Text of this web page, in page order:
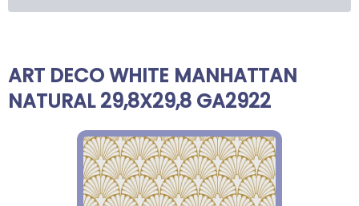
ART DECO WHITE MANHATTAN
NATURAL 29,8X29,8 GA2922